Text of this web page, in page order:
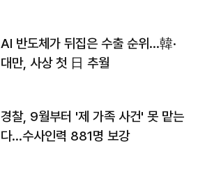
AI 반도체가 뒤집은 수출 순위…韓·
대만, 사상 첫 日 추월
경찰, 9월부터 '제 가족 사건' 못 맡는
다…수사인력 881명 보강